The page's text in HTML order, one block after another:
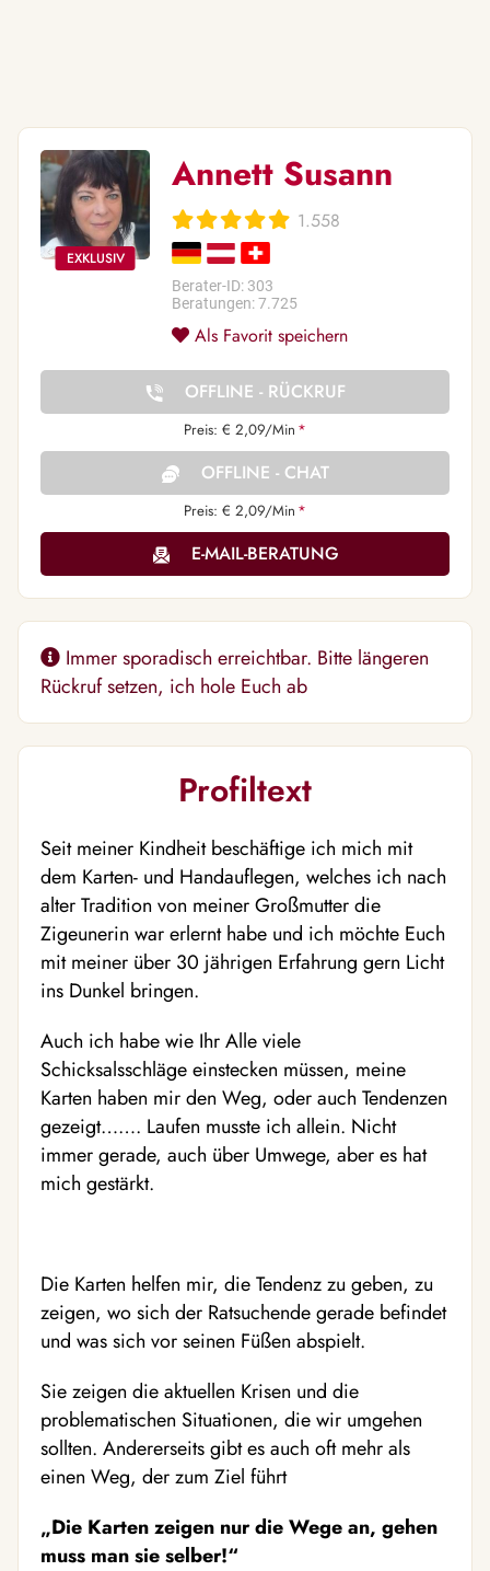
Annett Susann
1.558
Berater-ID: 303
Beratungen: 7.725
Als Favorit speichern
OFFLINE - RÜCKRUF
Preis: € 2,09/Min *
OFFLINE - CHAT
Preis: € 2,09/Min *
E-MAIL-BERATUNG
Immer sporadisch erreichtbar. Bitte längeren
Rückruf setzen, ich hole Euch ab
Profiltext
Seit meiner Kindheit beschäftige ich mich mit
dem Karten- und Handauflegen, welches ich nach
alter Tradition von meiner Großmutter die
Zigeunerin war erlernt habe und ich möchte Euch
mit meiner über 30 jährigen Erfahrung gern Licht
ins Dunkel bringen.
Auch ich habe wie Ihr Alle viele
Schicksalsschläge einstecken müssen, meine
Karten haben mir den Weg, oder auch Tendenzen
gezeigt……. Laufen musste ich allein. Nicht
immer gerade, auch über Umwege, aber es hat
mich gestärkt.
Die Karten helfen mir, die Tendenz zu geben, zu
zeigen, wo sich der Ratsuchende gerade befindet
und was sich vor seinen Füßen abspielt.
Sie zeigen die aktuellen Krisen und die
problematischen Situationen, die wir umgehen
sollten. Andererseits gibt es auch oft mehr als
einen Weg, der zum Ziel führt
„Die Karten zeigen nur die Wege an, gehen
muss man sie selber!“